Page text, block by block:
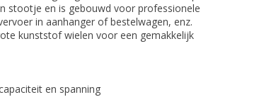
stootje en is gebouwd voor professionele
in aanhanger of bestelwagen, enz.
kunststof wielen voor een gemakkelijk
en spanning